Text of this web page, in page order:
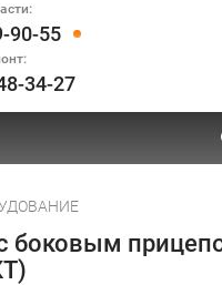
90-55
34-27
боковым